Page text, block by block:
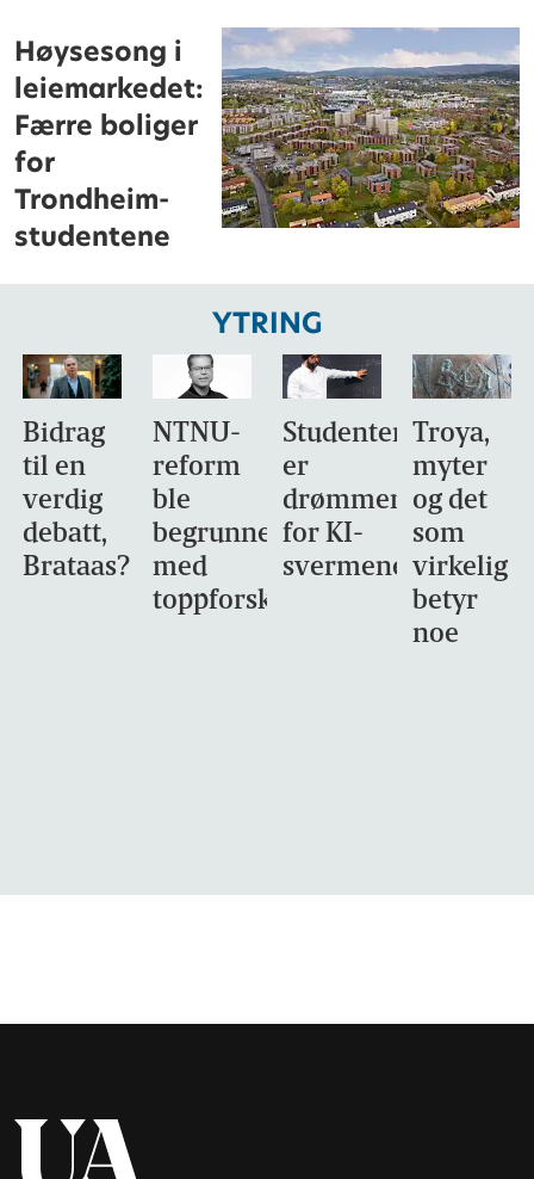
Høysesong i
leiemarkedet:
Færre boliger
for
Trondheim-
studentene
YTRING
Bidrag
til en
verdig
debatt,
Brataas?
NTNU-
reform
ble
begrunnet
med
toppforskning
Studentene
er
drømmemålet
for KI-
svermene
Troya,
myter
og det
som
virkelig
betyr
noe